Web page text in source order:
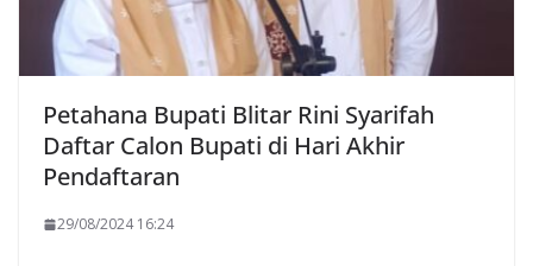
Petahana Bupati Blitar Rini Syarifah
Daftar Calon Bupati di Hari Akhir
Pendaftaran
29/08/2024 16:24